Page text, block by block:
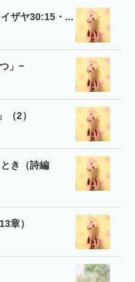
ザヤ30:15・...
」−
（2）
き（詩編
章）